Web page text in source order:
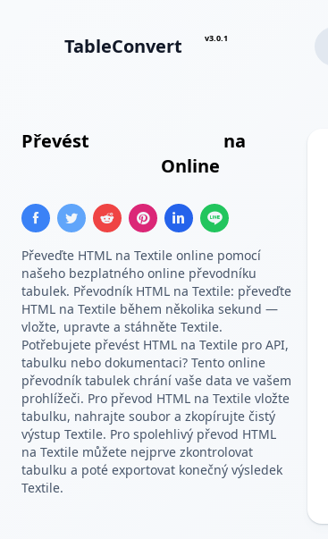
TableConvert v3.0.1
Převést
na
Online
Převeďte HTML na Textile online pomocí
našeho bezplatného online převodníku
tabulek. Převodník HTML na Textile: převeďte
HTML na Textile během několika sekund —
vložte, upravte a stáhněte Textile.
Potřebujete převést HTML na Textile pro API,
tabulku nebo dokumentaci? Tento online
převodník tabulek chrání vaše data ve vašem
prohlížeči. Pro převod HTML na Textile vložte
tabulku, nahrajte soubor a zkopírujte čistý
výstup Textile. Pro spolehlivý převod HTML
na Textile můžete nejprve zkontrolovat
tabulku a poté exportovat konečný výsledek
Textile.